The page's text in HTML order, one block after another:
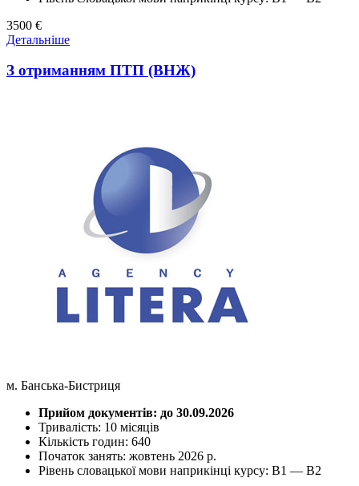
3500 €
Детальніше
З отриманням ПТП (ВНЖ)
м. Банська-Бистриця
Прийом документів: до 30.09.2026
Тривалість: 10 місяців
Кількість годин: 640
Початок занять: жовтень 2026 р.
Рівень словацької мови наприкінці курсу: В1 — В2